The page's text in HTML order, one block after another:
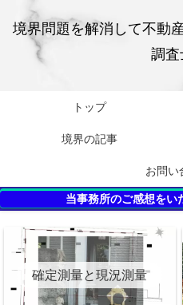
境界問題を解消して不動
調査
トップ
境界の記事
お問い
当事務所のご感想を
確定測量と現況測量